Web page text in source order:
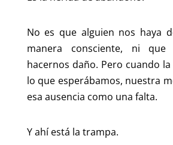
No es que alguien nos haya
manera consciente, ni que
hacernos daño. Pero cuando
lo que esperábamos, nuestra
esa ausencia como una falta.
Y ahí está la trampa.